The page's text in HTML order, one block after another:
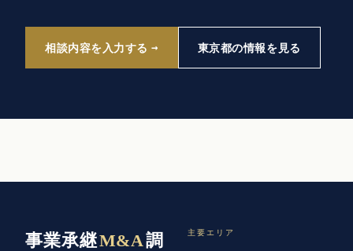
相談内容を入力する 東京都の情報を見る
事業承継M&A調
主要エリア